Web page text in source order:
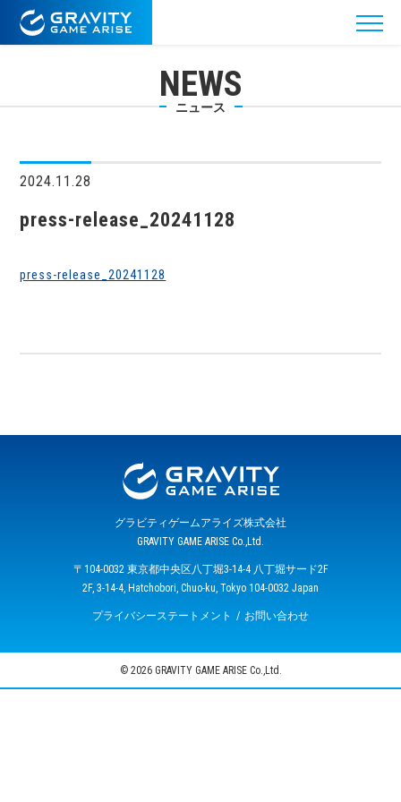
NEWS
ニュース
2024.11.28
press-release_20241128
press-release_20241128
グラビティゲームアライズ株式会社
GRAVITY GAME ARISE Co.,Ltd.
〒104-0032 東京都中央区八丁堀3-14-4 八丁堀サード2F
2F, 3-14-4, Hatchobori, Chuo-ku, Tokyo 104-0032 Japan
プライバシーステートメント お問い合わせ
© 2026 GRAVITY GAME ARISE Co.,Ltd.